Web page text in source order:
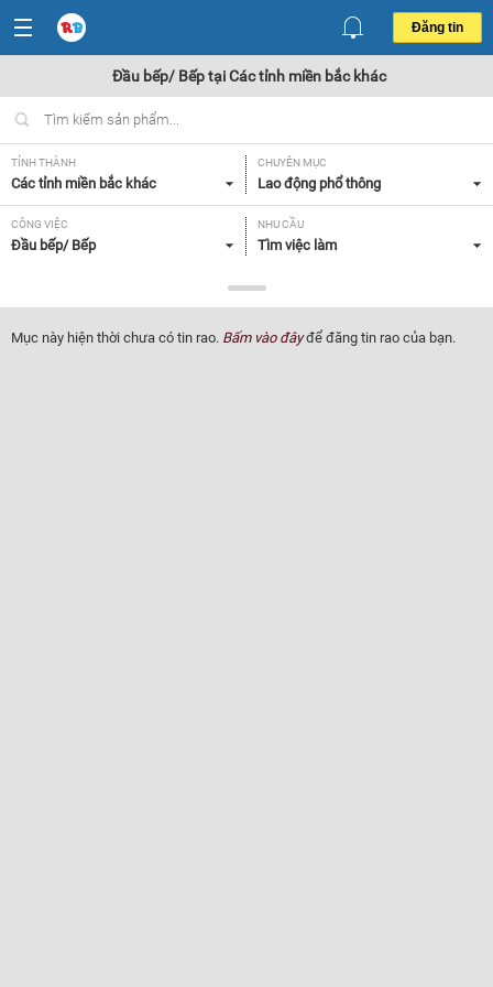
Đăng tin
Đầu bếp/ Bếp tại Các tỉnh miền bắc khác
TỈNH THÀNH
Các tỉnh miền bắc khác
CHUYÊN MỤC
Lao động phổ thông
CÔNG VIỆC
Đầu bếp/ Bếp
NHU CẦU
Tìm việc làm
Tất cả
Mục này hiện thời chưa có tin rao. Bấm vào đâyđể đăng tin rao của bạn.